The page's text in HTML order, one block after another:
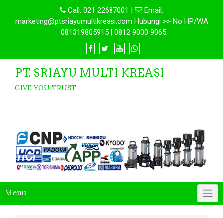
Call: 021 22687001 |
Email:
marketing@ptsriayumultikreasi.com Hubungi >> No HP/WA
: 081319805915 | 0812 9030 9065
PT. SRIAYU MULTI KREASI
GIVE YOU TRUST
Menu